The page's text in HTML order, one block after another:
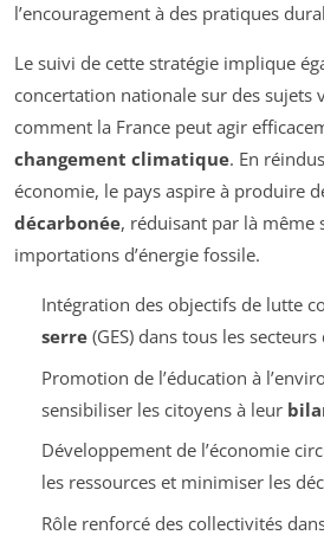
l’encouragement à des pratiques
Le suivi de cette stratégie implique
concertation nationale sur des sujets
comment la France peut agir
changement climatique. En
économie, le pays aspire à produire
décarbonée, réduisant par là même
importations d’énergie fossile.
Intégration des objectifs de lutte
serre(GES) dans tous les secteurs
Promotion de l’éducation à
sensibiliser les citoyens à leur
Développement de l’économie
les ressources et minimiser les
Rôle renforcé des collectivités